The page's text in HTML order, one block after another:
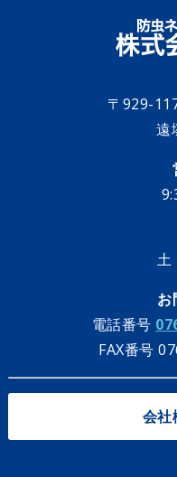
〒929-
遠
土
お
電話番号
FAX番号
会社